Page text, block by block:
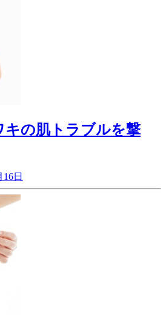
キの肌トラブルを撃
16日